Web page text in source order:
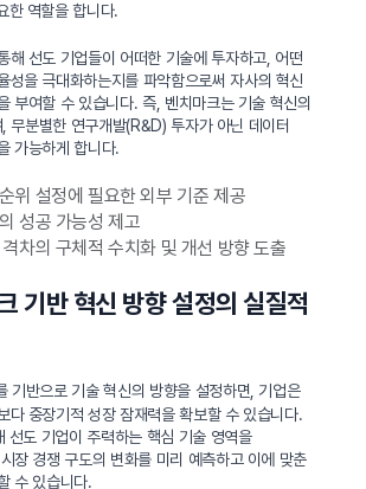
한 역할을 합니다.
해 선도 기업들이 어떠한 기술에 투자하고, 어떤
성을 극대화하는지를 파악함으로써 자사의 혁신
부여할 수 있습니다. 즉, 벤치마크는 기술 혁신의
, 무분별한 연구개발(R&D) 투자가 아닌 데이터
가능하게 합니다.
위 설정에 필요한 외부 기준 제공
성공 가능성 제고
차의 구체적 수치화 및 개선 방향 도출
기반 혁신 방향 설정의 실질적
기반으로 기술 혁신의 방향을 설정하면, 기업은
다 중장기적 성장 잠재력을 확보할 수 있습니다.
선도 기업이 주력하는 핵심 기술 영역을
장 경쟁 구도의 변화를 미리 예측하고 이에 맞춘
수 있습니다.